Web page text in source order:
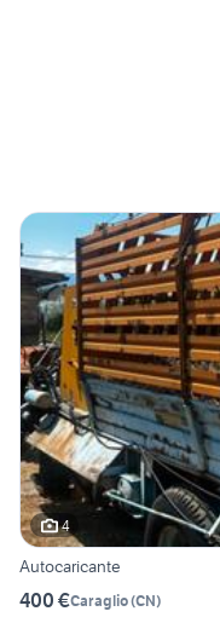
4
Autocaricante
400 €Caraglio(CN)